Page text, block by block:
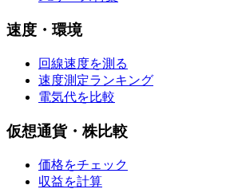
速度・環境
回線速度を測る
速度測定ランキング
電気代を比較
仮想通貨・株比較
価格をチェック
収益を計算